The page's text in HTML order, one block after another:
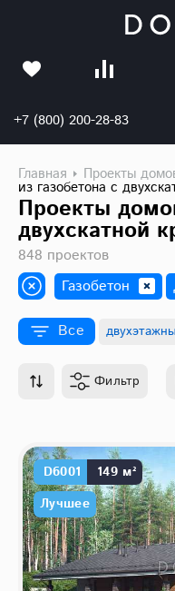
+7 (800) 200-28-83
Главная Проекты
из газобетона с
Проекты
двухскатной
848 проектов
Газобетон
Все
Другие
двухэтажные 663
Фильтр
D6001
149 м²
Лучшее